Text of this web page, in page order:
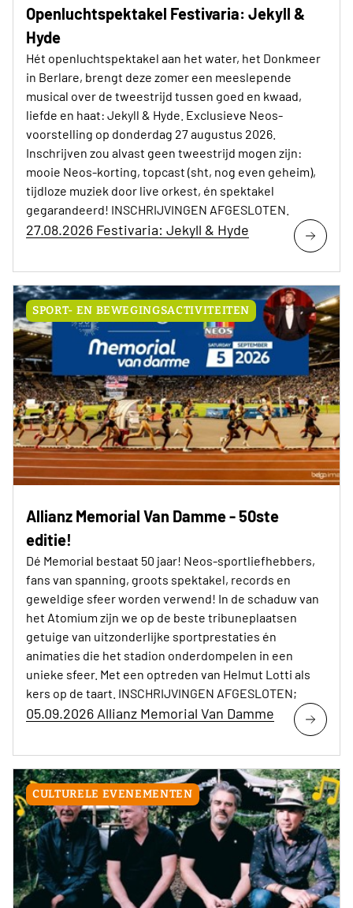
Openluchtspektakel Festivaria: Jekyll &
Hyde
Hét openluchtspektakel aan het water, het Donkmeer
in Berlare, brengt deze zomer een meeslepende
musical over de tweestrijd tussen goed en kwaad,
liefde en haat: Jekyll & Hyde. Exclusieve Neos-
voorstelling op donderdag 27 augustus 2026.
Inschrijven zou alvast geen tweestrijd mogen zijn:
mooie Neos-korting, topcast (sht, nog even geheim),
tijdloze muziek door live orkest, én spektakel
gegarandeerd! INSCHRIJVINGEN AFGESLOTEN.
27.08.2026 Festivaria: Jekyll & Hyde
SPORT- EN BEWEGINGSACTIVITEITEN
Allianz Memorial Van Damme - 50ste
editie!
Dé Memorial bestaat 50 jaar! Neos-sportliefhebbers,
fans van spanning, groots spektakel, records en
geweldige sfeer worden verwend! In de schaduw van
het Atomium zijn we op de beste tribuneplaatsen
getuige van uitzonderlijke sportprestaties én
animaties die het stadion onderdompelen in een
unieke sfeer. Met een optreden van Helmut Lotti als
kers op de taart. INSCHRIJVINGEN AFGESLOTEN;
05.09.2026 Allianz Memorial Van Damme
CULTURELE EVENEMENTEN